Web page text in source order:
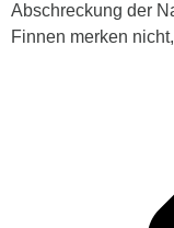
Abschreckung der
Finnen merken